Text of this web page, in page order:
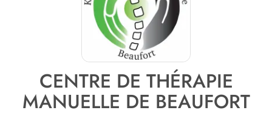
CENTRE DE THÉRAPIE
MANUELLE DE BEAUFORT